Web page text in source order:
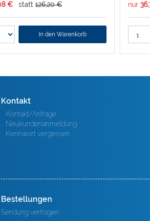
€ statt 126,20 €
In den Warenkorb
nur
Kontakt
Kontakt/Anfrage
Neukundenanmeldung
Kennwort vergessen
Bestellungen
Sendung verfolgen